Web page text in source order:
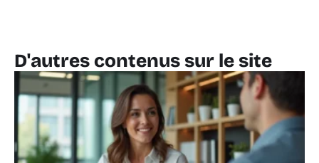
D'autres contenus sur le site